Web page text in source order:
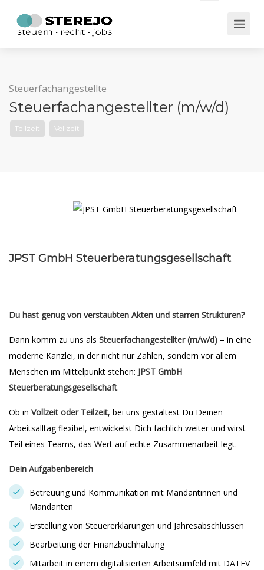
Steuerfachangestellte
Steuerfachangestellter (m/w/d)
Teilzeit Vollzeit
JPST GmbH Steuerberatungsgesellschaft
Du hast genug von verstaubten Akten und starren Strukturen?
Dann komm zu uns als Steuerfachangestellter (m/w/d) – in eine
moderne Kanzlei, in der nicht nur Zahlen, sondern vor allem
Menschen im Mittelpunkt stehen: JPST GmbH
Steuerberatungsgesellschaft.
Ob in Vollzeit oder Teilzeit, bei uns gestaltest Du Deinen
Arbeitsalltag flexibel, entwickelst Dich fachlich weiter und wirst
Teil eines Teams, das Wert auf echte Zusammenarbeit legt.
Dein Aufgabenbereich
Betreuung und Kommunikation mit Mandantinnen und
Mandanten
Erstellung von Steuererklärungen und Jahresabschlüssen
Bearbeitung der Finanzbuchhaltung
Mitarbeit in einem digitalisierten Arbeitsumfeld mit DATEV